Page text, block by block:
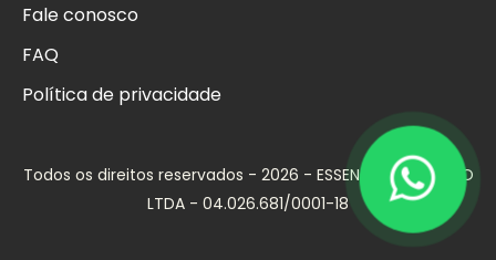
Fale conosco
FAQ
Política de privacidade
Todos os direitos reservados - 2026 - ESSENCIAL NUTRIÇÃO
LTDA - 04.026.681/0001-18